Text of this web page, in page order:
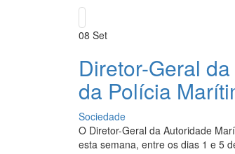
08 Set
Diretor-Geral
da Polícia
Sociedade
O Diretor-Geral da Autoridade
esta semana, entre os dias 1 e 5